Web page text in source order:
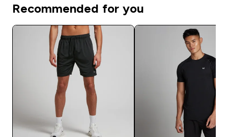
Recommended for you